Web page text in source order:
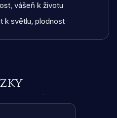
vášeň k životu
k světlu, plodnost